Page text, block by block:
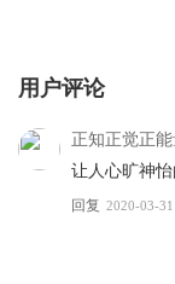
用户评论
正知正觉正
让人心旷神
回复 2020-03-31